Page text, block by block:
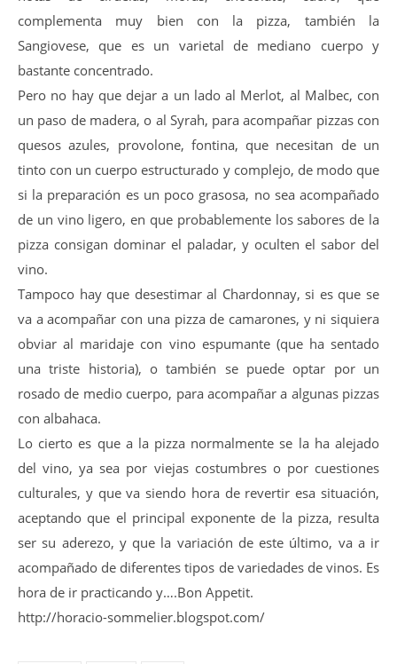
complementa muy bien con la pizza, también la
Sangiovese, que es un varietal de mediano cuerpo y
bastante concentrado.
Pero no hay que dejar a un lado al Merlot, al Malbec, con
un paso de madera, o al Syrah, para acompañar pizzas con
quesos azules, provolone, fontina, que necesitan de un
tinto con un cuerpo estructurado y complejo, de modo que
si la preparación es un poco grasosa, no sea acompañado
de un vino ligero, en que probablemente los sabores de la
pizza consigan dominar el paladar, y oculten el sabor del
vino.
Tampoco hay que desestimar al Chardonnay, si es que se
va a acompañar con una pizza de camarones, y ni siquiera
obviar al maridaje con vino espumante (que ha sentado
una triste historia), o también se puede optar por un
rosado de medio cuerpo, para acompañar a algunas pizzas
con albahaca.
Lo cierto es que a la pizza normalmente se la ha alejado
del vino, ya sea por viejas costumbres o por cuestiones
culturales, y que va siendo hora de revertir esa situación,
aceptando que el principal exponente de la pizza, resulta
ser su aderezo, y que la variación de este último, va a ir
acompañado de diferentes tipos de variedades de vinos. Es
hora de ir practicando y….Bon Appetit.
http://horacio-sommelier.blogspot.com/